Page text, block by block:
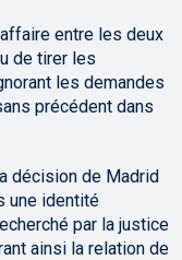
entre les deux
de tirer les
les demandes
précédent dans
décision de Madrid
une identité
par la justice
ainsi la relation de